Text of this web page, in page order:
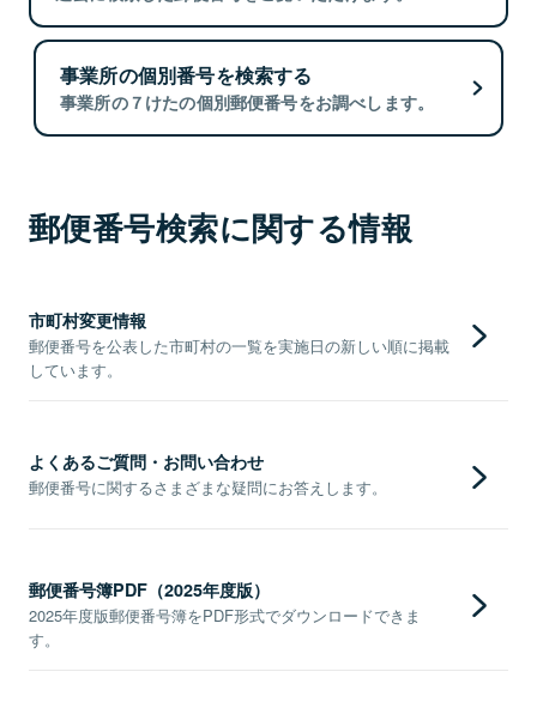
事業所の個別番号を検索する
事業所の７けたの個別郵便番号をお調べします。
郵便番号検索に関する情報
市町村変更情報
郵便番号を公表した市町村の一覧を実施日の新しい順に掲載
しています。
よくあるご質問・お問い合わせ
郵便番号に関するさまざまな疑問にお答えします。
郵便番号簿PDF（2025年度版）
2025年度版郵便番号簿をPDF形式でダウンロードできま
す。